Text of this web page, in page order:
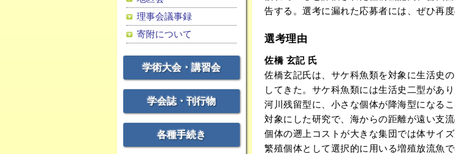
理事会議事録
寄附について
学術大会・講習会
学会誌・刊行物
各種手続き
告する。選考に漏れた応募者には、ぜひ再度
選考理由
佐橋 玄記 氏
佐橋玄記氏は、サケ科魚類を対象に生活史
してきた。サケ科魚類には生活史二型があ
河川残留型に、小さな個体が降海型になる
対象にした研究で、海からの距離が遠い支
個体の遡上コストが大きな集団では体サイ
繁殖個体として選択的に用いる増殖放流魚